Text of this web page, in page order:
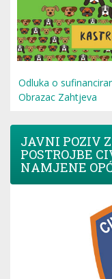
Odluka o
Obrazac Zahtjeva
JAVNI POZIV
POSTROJBE
NAMJENE